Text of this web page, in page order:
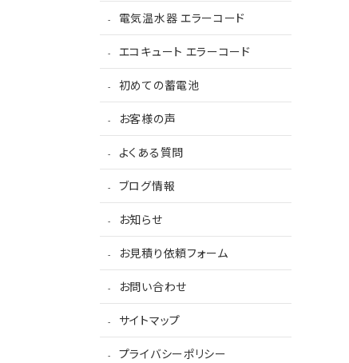
電気温水器 エラーコード
エコキュート エラーコード
初めての蓄電池
お客様の声
よくある質問
ブログ情報
お知らせ
お見積り依頼フォーム
お問い合わせ
サイトマップ
プライバシーポリシー